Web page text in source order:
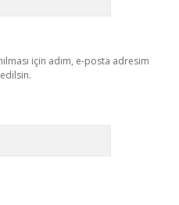
için adım, e-posta adresim